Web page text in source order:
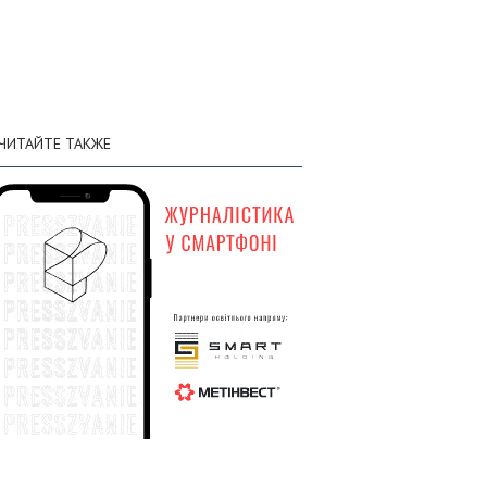
личном составе составили 1 449 120
01 августа
Генштаб: по состоянию на 1 августа
общие потери вражеской армии в
личном составе составили 1 447 620
солдат
Генштаб: по состоянию на 31 июля
общие потери вражеской армии в
ТАКЖЕ